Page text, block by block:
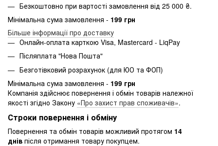
Безкоштовно при вартості замовлення від 25 000 ₴.
Мінімальна сума замовлення - 199 грн
Більше інформації про доставку
Онлайн-оплата карткою Visa, Mastercard - LiqPay
Післяплата "Нова Пошта"
Безготівковий розрахунок (для ЮО та ФОП)
Мінімальна сума замовлення - 199 грн
Компанія здійснює повернення і обмін товарів належної
якості згідно Закону «Про захист прав споживачів».
Строки повернення і обміну
Повернення та обмін товарів можливий протягом 14
днів після отримання товару покупцем.